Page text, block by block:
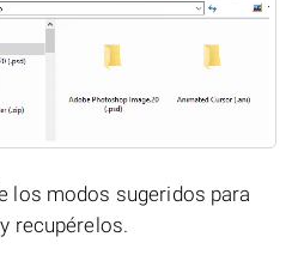
los modos sugeridos para
recupérelos.